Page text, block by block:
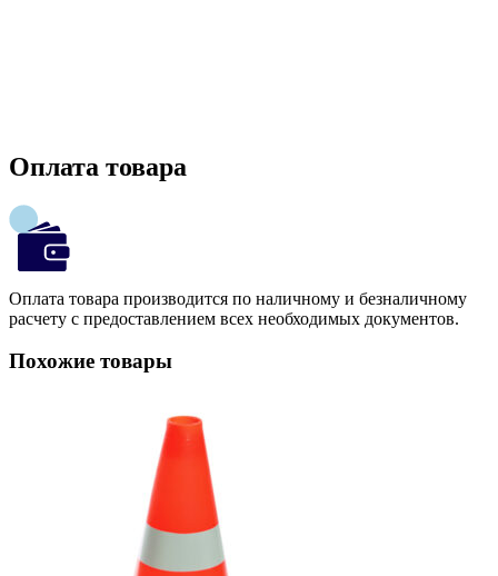
Оплата товара
Оплата товара производится по наличному и безналичному
расчету с предоставлением всех необходимых документов.
Похожие товары